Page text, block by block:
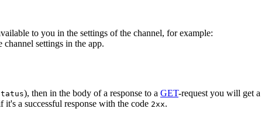
to you in the settings of the channel, for example:
channel settings in the app.
), then in the body of a response to a GET-request you will get a
a successful response with the code 2xx.